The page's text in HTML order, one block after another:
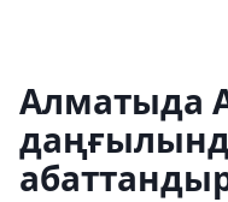
Алматыда